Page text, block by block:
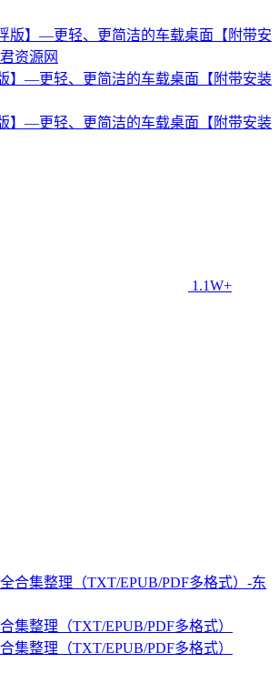
】—更轻、更简洁的车载桌面【附带安装
】—更轻、更简洁的车载桌面【附带安装
1.1W+
集整理（TXT/EPUB/PDF多格式）
集整理（TXT/EPUB/PDF多格式）